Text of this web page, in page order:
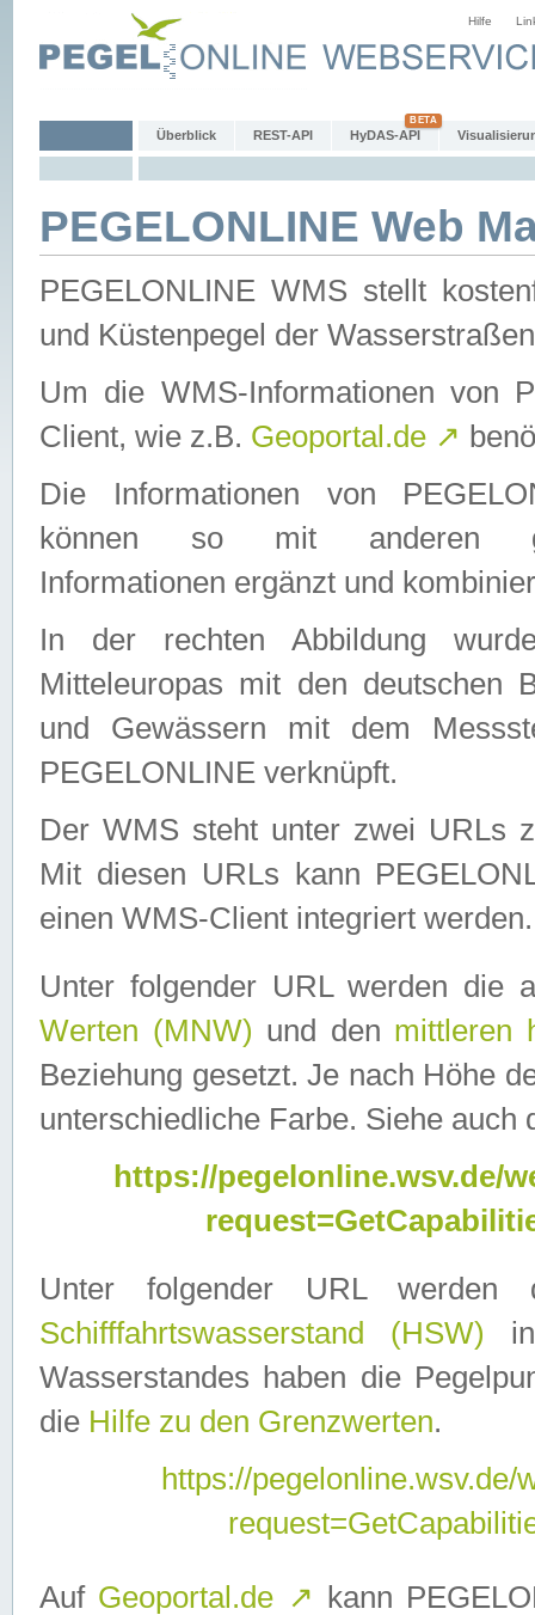
Hilfe
Überblick REST-API HyDAS-API
PEGELONLINE Web
PEGELONLINE WMS stellt
und Küstenpegel der
Um die WMS-Informationen von
Client, wie z.B. Geoportal.de ↗
Die Informationen von
können so mit anderen
Informationen ergänzt und
In der rechten Abbildung
Mitteleuropas mit den deutschen
und Gewässern mit dem
PEGELONLINE verknüpft.
Der WMS steht unter zwei URLs
Mit diesen URLs kann
einen WMS-Client integriert werden.
Unter folgender URL werden die
Werten (MNW) und den mittleren
Beziehung gesetzt. Je nach Höhe
unterschiedliche Farbe. Siehe auch
https://pegelonline.wsv.de/
Unter folgender URL
Schifffahrtswasserstand (HSW)
Wasserstandes haben die
die Hilfe zu den Grenzwerten.
https://
Auf Geoportal.de ↗ kann